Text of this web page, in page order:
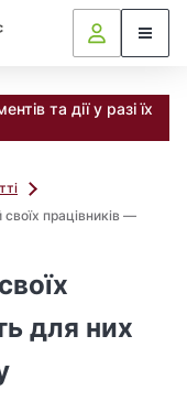
та дії у разі їх
працівників —
для них